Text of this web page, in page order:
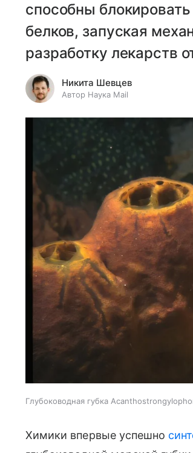
способны
белков, запуская
разработку лекарств
Никита Шевцев
Автор Наука Mail
Глубоководная губка
Химики впервые успешно